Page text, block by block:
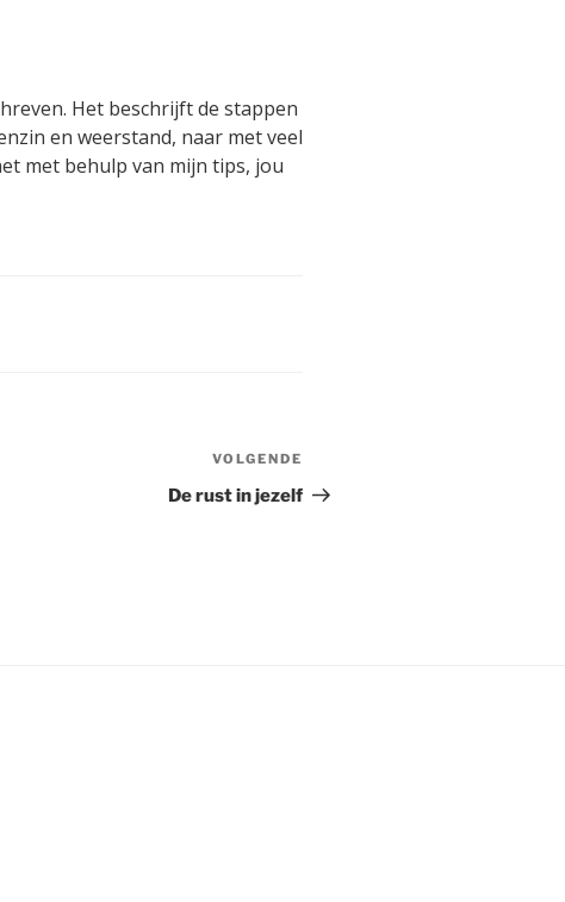
Het beschrijft de stappen
en weerstand, naar met veel
met behulp van mijn tips, jou
bericht
VOLGENDE
De rust in jezelf